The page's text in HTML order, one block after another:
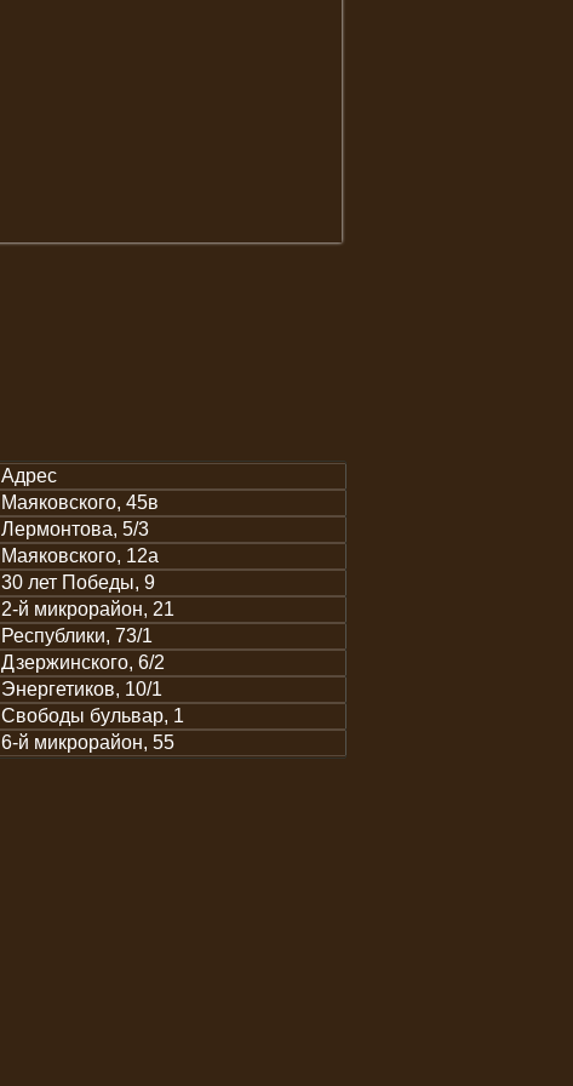
Адрес
Маяковского, 45в
Лермонтова, 5/3
Маяковского, 12а
30 лет Победы, 9
2-й микрорайон, 21
Республики, 73/1
Дзержинского, 6/2
Энергетиков, 10/1
Свободы бульвар, 1
6-й микрорайон, 55